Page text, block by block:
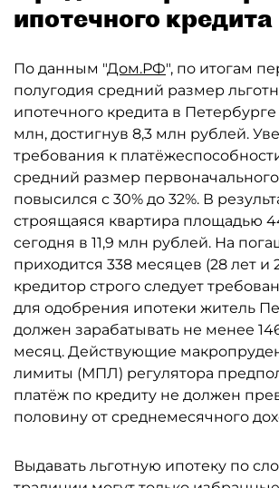
ипотечного кредита
По данным "Дом.РФ", по итогам
полугодия средний размер
ипотечного кредита в
млн, достигнув 8,3 млн рублей.
требования к
средний размер
повысился с 30% до 32%. В
строящаяся квартира площадью
сегодня в 11,9 млн рублей. На
приходится 338 месяцев (28 лет и
кредитор строго следует
для одобрения ипотеки житель
должен зарабатывать не менее
месяц. Действующие
лимиты (МПЛ) регулятора
платёж по кредиту не должен
половину от среднемесячного
Выдавать льготную ипотеку по